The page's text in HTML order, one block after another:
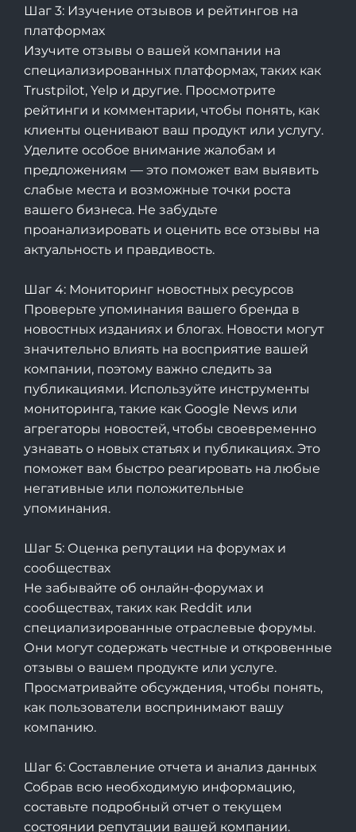
Шаг 3: Изучение отзывов и рейтингов на
платформах
Изучите отзывы о вашей компании на
специализированных платформах, таких как
Trustpilot, Yelp и другие. Просмотрите
рейтинги и комментарии, чтобы понять, как
клиенты оценивают ваш продукт или услугу.
Уделите особое внимание жалобам и
предложениям — это поможет вам выявить
слабые места и возможные точки роста
вашего бизнеса. Не забудьте
проанализировать и оценить все отзывы на
актуальность и правдивость.
Шаг 4: Мониторинг новостных ресурсов
Проверьте упоминания вашего бренда в
новостных изданиях и блогах. Новости могут
значительно влиять на восприятие вашей
компании, поэтому важно следить за
публикациями. Используйте инструменты
мониторинга, такие как Google News или
агрегаторы новостей, чтобы своевременно
узнавать о новых статьях и публикациях. Это
поможет вам быстро реагировать на любые
негативные или положительные
упоминания.
Шаг 5: Оценка репутации на форумах и
сообществах
Не забывайте об онлайн-форумах и
сообществах, таких как Reddit или
специализированные отраслевые форумы.
Они могут содержать честные и откровенные
отзывы о вашем продукте или услуге.
Просматривайте обсуждения, чтобы понять,
как пользователи воспринимают вашу
компанию.
Шаг 6: Составление отчета и анализ данных
Собрав всю необходимую информацию,
составьте подробный отчет о текущем
состоянии репутации вашей компании.